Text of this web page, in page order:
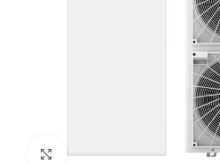
Click to enlarge